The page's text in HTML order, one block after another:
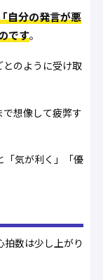
自分の発言が悪
です。
のように受け取
想像して疲弊す
「気が利く」「優
数は少し上がり